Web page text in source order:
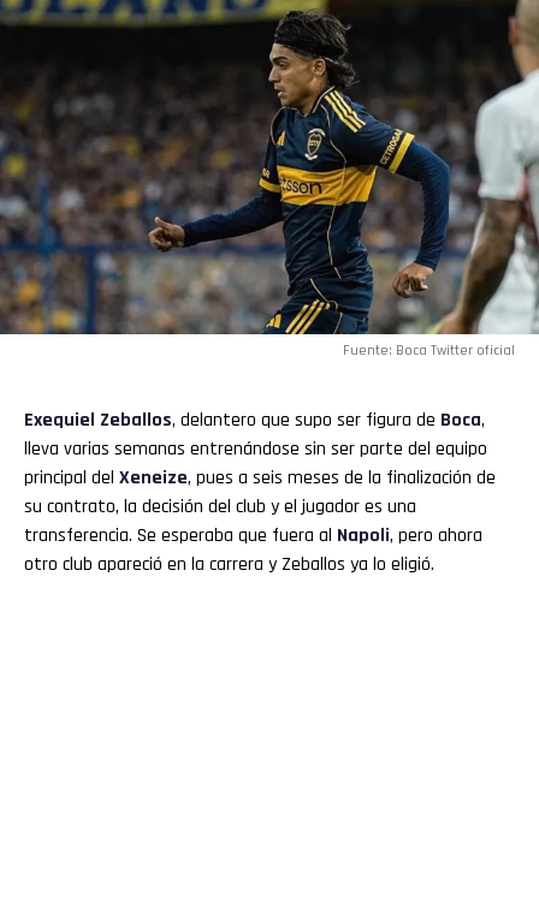
Fuente: Boca Twitter oficial
Exequiel Zeballos, delantero que supo ser figura de Boca,
lleva varias semanas entrenándose sin ser parte del equipo
principal del Xeneize, pues a seis meses de la finalización de
su contrato, la decisión del club y el jugador es una
transferencia. Se esperaba que fuera al Napoli, pero ahora
otro club apareció en la carrera y Zeballos ya lo eligió.